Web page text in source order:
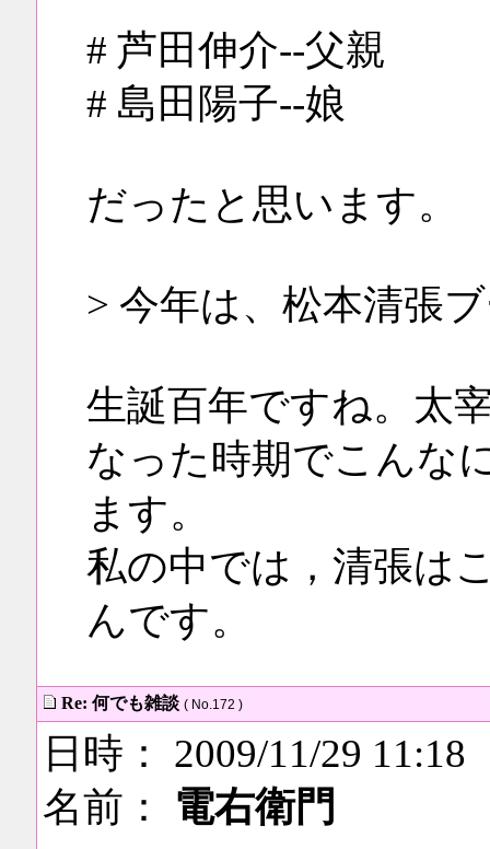
# 芦田伸介--父親
# 島田陽子--娘
だったと思います。
> 今年は、松本清張
生誕百年ですね。太
なった時期でこんな
ます。
私の中では，清張は
んです。
Re: 何でも雑談 ( No.172 )
日時： 2009/11/29 11:18
名前： 電右衛門